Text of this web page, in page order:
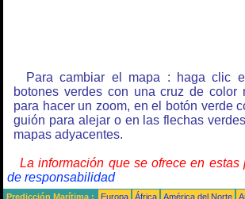
Para cambiar el mapa : haga clic
botones verdes con una cruz de color
para hacer un zoom, en el botón verde
guión para alejar o en las flechas
mapas adyacentes.
La información que se ofrece en
de responsabilidad
Predicción Marítima : Europa África América del Norte